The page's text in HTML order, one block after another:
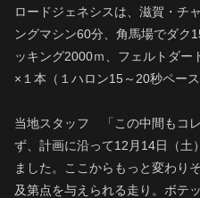
ロードジェネシスは、滋賀・チ
ングマシン60分、角馬場でダク
ッキング2000ｍ、フェルトダー
×１本（１ハロン15～20秒ペース
当地スタッフ 「この中間もコ
ず、計画に沿って12月14日（土
ました。ここからもっと変わり
及第点を与えられる走り。ボテ